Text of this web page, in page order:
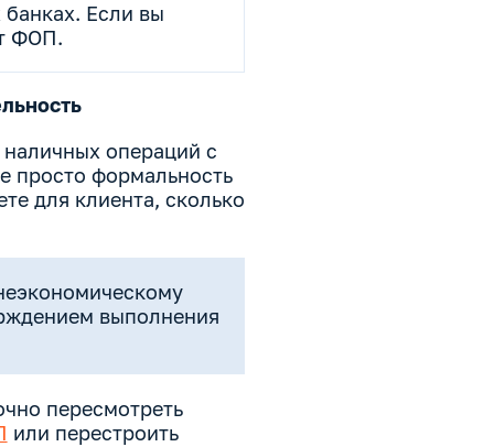
Если вы
ФОП.
наличных операций с
просто формальность
для клиента, сколько
выполнения
пересмотреть
или перестроить